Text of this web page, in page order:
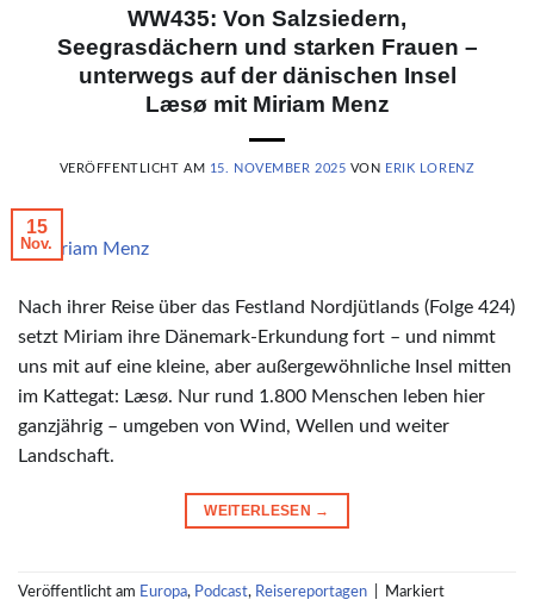
WW435: Von Salzsiedern,
Seegrasdächern und starken Frauen –
unterwegs auf der dänischen Insel
Læsø mit Miriam Menz
VERÖFFENTLICHT AM 15. NOVEMBER 2025 VON ERIK LORENZ
© Miriam Menz
15
Nov.
Nach ihrer Reise über das Festland Nordjütlands (Folge 424)
setzt Miriam ihre Dänemark-Erkundung fort – und nimmt
uns mit auf eine kleine, aber außergewöhnliche Insel mitten
im Kattegat: Læsø. Nur rund 1.800 Menschen leben hier
ganzjährig – umgeben von Wind, Wellen und weiter
Landschaft.
WEITERLESEN →
Veröffentlicht am Europa, Podcast, Reisereportagen
Markiert